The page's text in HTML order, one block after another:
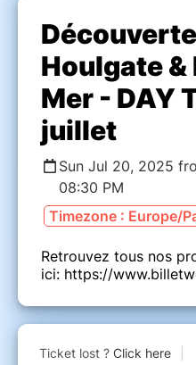
Houlgate
Mer - DAY
juillet
Sun Jul 20, 2025
08:30 PM
Timezone : Europe/
Retrouvez tous nos
ici: https://